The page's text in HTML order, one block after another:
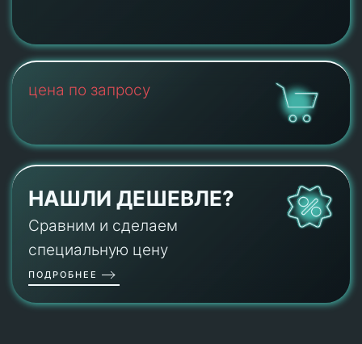
цена по запросу
НАШЛИ ДЕШЕВЛЕ?
Сравним и сделаем
специальную цену
ПОДРОБНЕЕ